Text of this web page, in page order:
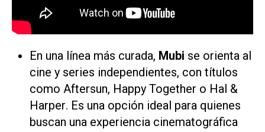
En una línea más curada, Mubi se orienta al
cine y series independientes, con títulos
como Aftersun, Happy Together o Hal &
Harper. Es una opción ideal para quienes
buscan una experiencia cinematográfica